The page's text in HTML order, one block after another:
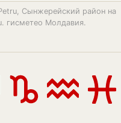
Сынжерейский район на
гисметео Молдавия.